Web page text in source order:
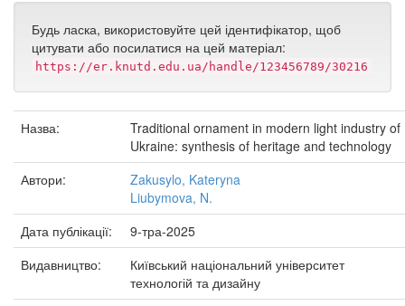
Будь ласка, використовуйте цей ідентифікатор, щоб
цитувати або посилатися на цей матеріал:
https://er.knutd.edu.ua/handle/123456789/30216
Назва:
Traditional ornament in modern light industry of
Ukraine: synthesis of heritage and technology
Автори:
Zakusylo, Kateryna
Liubymova, N.
Дата публікації:
9-тра-2025
Видавництво:
Київський національний університет
технологій та дизайну